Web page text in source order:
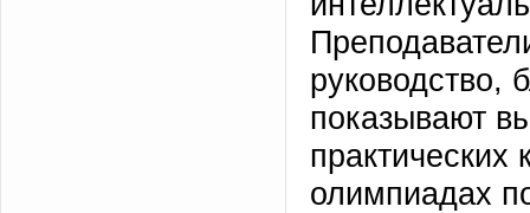
руководство,
показывают
практических
олимпиадах